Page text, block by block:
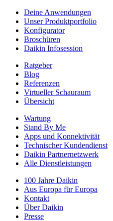
Deine Anwendungen
Unser Produktportfolio
Konfigurator
Broschüren
Daikin Infosession
Ratgeber
Blog
Referenzen
Virtueller Schauraum
Übersicht
Wartung
Stand By Me
Apps und Konnektivität
Technischer Kundendienst
Daikin Partnernetzwerk
Alle Dienstleistungen
100 Jahre Daikin
Aus Europa für Europa
Kontakt
Über Daikin
Presse